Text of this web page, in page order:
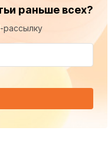
раньше всех?
рассылку